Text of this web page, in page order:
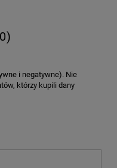
i negatywne). Nie
którzy kupili dany